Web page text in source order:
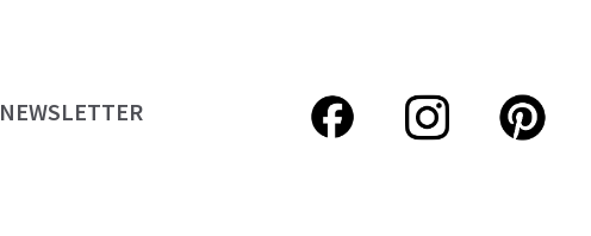
NEWSLETTER